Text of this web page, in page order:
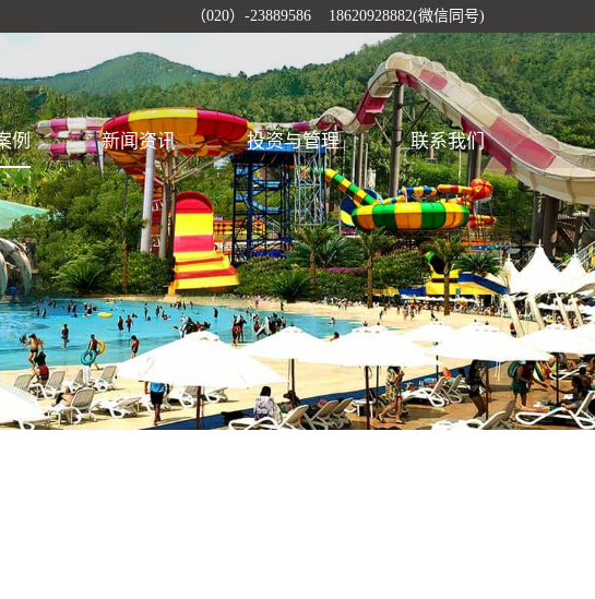
（020）-23889586 18620928882(微信同号)
例 新闻资讯 投资与管理 联系我们